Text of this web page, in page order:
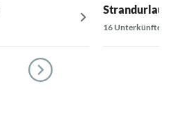
Strandurlaub
16 Unterkünfte